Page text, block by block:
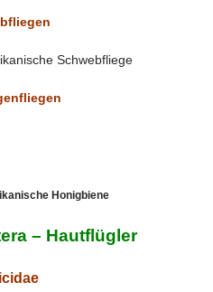
Schwebfliege
Honigbiene
– Hautflügler